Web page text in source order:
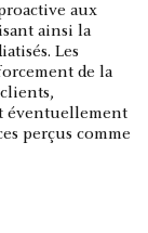
aux
ainsi la
Les
de la
éventuellement
perçus comme